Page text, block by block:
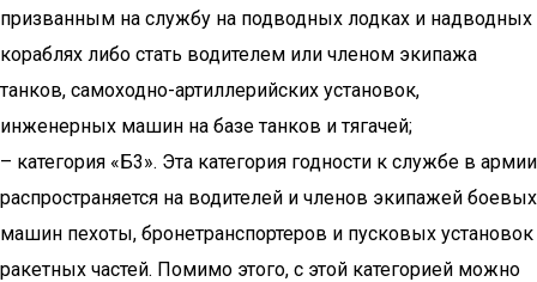
призванным на службу на подводных лодках и надводных
кораблях либо стать водителем или членом экипажа
танков, самоходно-артиллерийских установок,
инженерных машин на базе танков и тягачей;
– категория «Б3». Эта категория годности к службе в армии
распространяется на водителей и членов экипажей боевых
машин пехоты, бронетранспортеров и пусковых установок
ракетных частей. Помимо этого, с этой категорией можно